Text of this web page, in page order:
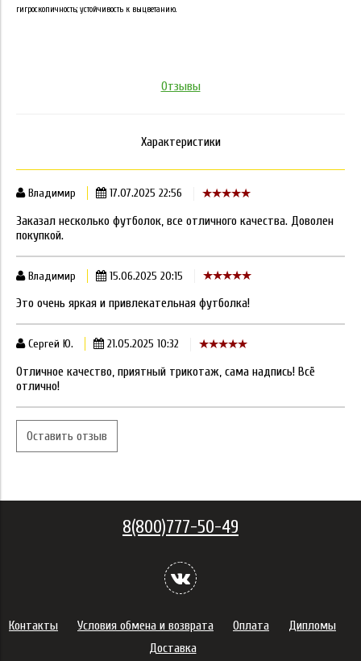
гигроскопичность; устойчивость к выцветанию.
Отзывы
Характеристики
Владимир 17.07.2025 22:56
Заказал несколько футболок, все отличного качества. Доволен
покупкой.
Владимир 15.06.2025 20:15
Это очень яркая и привлекательная футболка!
Сергей Ю. 21.05.2025 10:32
Отличное качество, приятный трикотаж, сама надпись! Всё
отлично!
Оставить отзыв
8(800)777-50-49
Контакты Условия обмена и возврата Оплата
Дипломы
Доставка